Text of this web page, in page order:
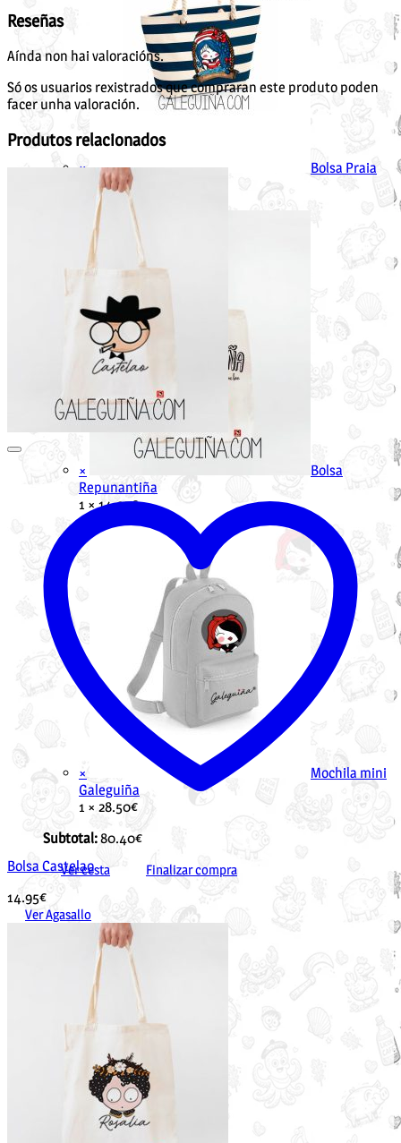
×
Bolsa Praia
ondiñas veñen e van
1 ×36.95€
×
Bolsa
Repunantiña
1 ×14.95€
×
Mochila mini
Galeguiña
1 × 28.50€
Subtotal:80.40€
Ver cesta
Finalizar compra
Reseñas
Aínda non hai valoracións.
Só os usuarios rexistrados que compraran este produto poden
facer unha valoración.
Produtos relacionados
Bolsa Castelao
14.95€
Ver Agasallo